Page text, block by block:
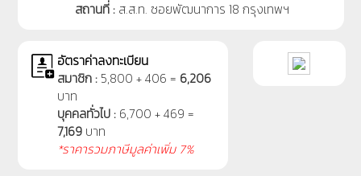
สถานที่ : ส.ส.ท. ซอยพัฒนาการ 18 กรุงเทพฯ
อัตราค่าลงทะเบียน
สมาชิก : 5,800 + 406 = 6,206
บาท
บุคคลทั่วไป : 6,700 + 469 =
7,169 บาท
*ราคารวมภาษีมูลค่าเพิ่ม 7%